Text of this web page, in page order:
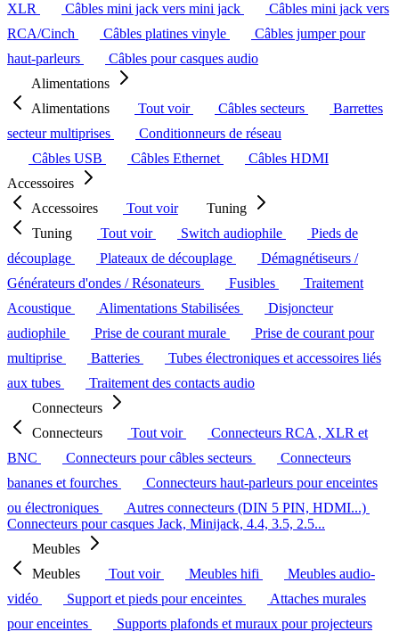
XLR
Câbles mini jack vers mini jack
Câbles mini jack vers
RCA/Cinch
Câbles platines vinyle
Câbles jumper pour
haut-parleurs
Câbles pour casques audio
Alimentations
Alimentations
Tout voir Câbles secteurs
Barrettes
secteur multiprises
Conditionneurs de réseau
Câbles USB
Câbles Ethernet
Câbles HDMI
Accessoires
Accessoires
Tout voir
Tuning
Tuning
Tout voir Switch audiophile
Pieds de
découplage
Plateaux de découplage
Démagnétiseurs /
Générateurs d'ondes / Résonateurs
Fusibles
Traitement
Acoustique
Alimentations Stabilisées
Disjoncteur
audiophile
Prise de courant murale
Prise de courant pour
multiprise
Batteries
Tubes électroniques et accessoires liés
aux tubes
Traitement des contacts audio
Connecteurs
Connecteurs
Tout voir
Connecteurs RCA , XLR et
BNC
Connecteurs pour câbles secteurs
Connecteurs
bananes et fourches
Connecteurs haut-parleurs pour enceintes
ou électroniques
Autres connecteurs (DIN 5 PIN, HDMI...)
Connecteurs pour casques Jack, Minijack, 4.4, 3.5, 2.5...
Meubles
Meubles
Tout voir Meubles hifi
Meubles audio-
vidéo
Support et pieds pour enceintes
Attaches murales
pour enceintes
Supports plafonds et muraux pour projecteurs